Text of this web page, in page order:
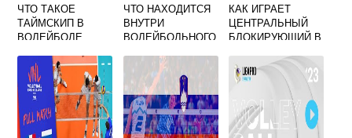
ЧТО ТАКОЕ
ТАЙМСКИП В
ВОЛЕЙБОЛЕ
ЧТО НАХОДИТСЯ
ВНУТРИ
ВОЛЕЙБОЛЬНОГО
КАК ИГРАЕТ
ЦЕНТРАЛЬНЫЙ
БЛОКИРУЮЩИЙ В